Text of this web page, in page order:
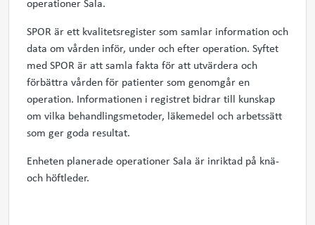
SPOR är ett kvalitetsregister som samlar information och
data om vården inför, under och efter operation. Syftet
med SPOR är att samla fakta för att utvärdera och
förbättra vården för patienter som genomgår en
operation. Informationen i registret bidrar till kunskap
om vilka behandlingsmetoder, läkemedel och arbetssätt
som ger goda resultat.
Enheten planerade operationer Sala är inriktad på knä-
och höftleder.